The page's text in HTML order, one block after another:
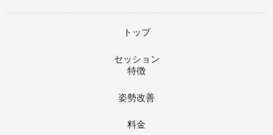
トップ
セッション
特徴
姿勢改善
料金